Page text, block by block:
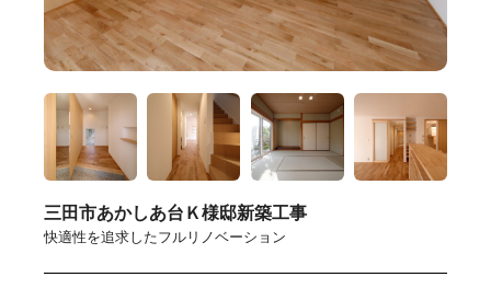
三田市あかしあ台Ｋ様邸新築工事
快適性を追求したフルリノベーション